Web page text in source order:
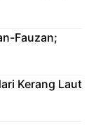
Fauzan;
Kerang Laut